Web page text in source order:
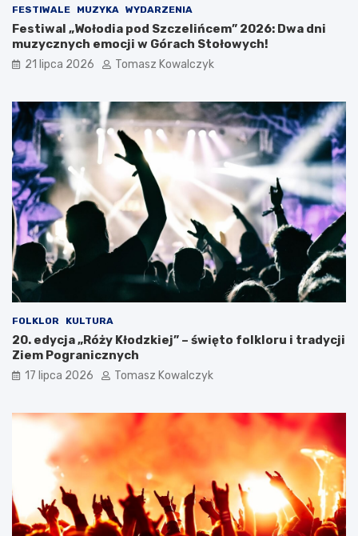
l
ą
s
k
g
o
O
t
w
a
r
c
i
a
W
a
k
a
c
j
i
s
k
i
c
FESTIWALE MUZYKA WYDARZENIA
Festiwal „Wołodia pod Szczelińcem” 2026: Dwa dni
muzycznych emocji w Górach Stołowych!
21 lipca 2026 Tomasz Kowalczyk
FOLKLOR KULTURA
20. edycja „Róży Kłodzkiej” – święto folkloru i tradycji
Ziem Pogranicznych
17 lipca 2026 Tomasz Kowalczyk